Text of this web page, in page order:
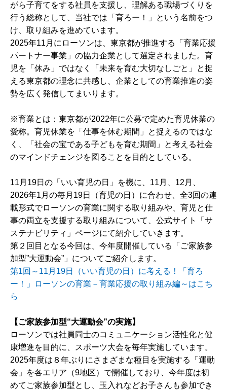
がら子育てをする社員を支援し、理解ある職場づくりを
行う総称として、当社では「育ろー！」という名前をつ
け、取り組みを進めています。
2025年11月にローソンは、東京都が推進する「育業応援
パートナー事業」の協力企業として選定されました。育
児を「休み」ではなく「未来を育む大切なしごと」と捉
える東京都の理念に共感し、企業としての育業推進の姿
勢を広く発信してまいります。
※育業とは：東京都が2022年に公募で定めた育児休業の
愛称。育児休業を「仕事を休む期間」と捉えるのではな
く、「社会の宝である子どもを育む期間」と考える社会
のマインドチェンジを図ることを目的としている。
11月19日の「いい育児の日」を機に、11月、12月、
2026年1月の毎月19日（育児の日）に合わせ、全3回の連
載形式でローソンの育業に関する取り組みや、育児と仕
事の両立を支援する取り組みについて、公式サイト「サ
ステナビリティ」ページにて紹介していきます。
第２回目となる今回は、今年度開催している「ご家族参
加型”大運動会”」についてご紹介します。
第1回～11月19日（いい育児の日）に考える！「育ろ
ー！」ローソンの育業－育業応援の取り組み編～はこち
ら
【ご家族参加型“大運動会”の実施】
ローソンでは社員同士のコミュニケーション活性化と健
康増進を目的に、スポーツ大会を毎年実施しています。
2025年度は８年ぶりにさまざまな種目を実施する「運動
会」を各エリア（9地区）で開催しており、今年度は初
めてご家族参加型とし、玉入れなどお子さんも参加でき